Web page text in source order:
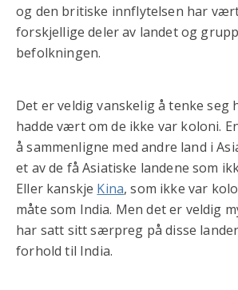
og den britiske innflytelsen har
forskjellige deler av landet og
befolkningen.
Det er veldig vanskelig å tenke seg
hadde vært om de ikke var koloni.
å sammenligne med andre land i
et av de få Asiatiske landene som
Eller kanskje Kina, som ikke var
måte som India. Men det er veldig
har satt sitt særpreg på disse
forhold til India.